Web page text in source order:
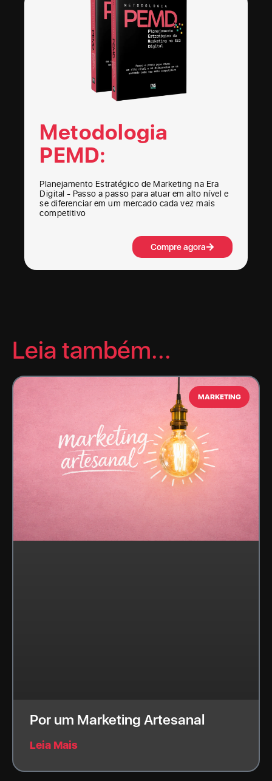
Metodologia
PEMD:
Planejamento Estratégico de Marketing na Era
Digital - Passo a passo para atuar em alto nível e
se diferenciar em um mercado cada vez mais
competitivo
Compre agora
Leia também...
MARKETING
Por um Marketing Artesanal
Leia Mais